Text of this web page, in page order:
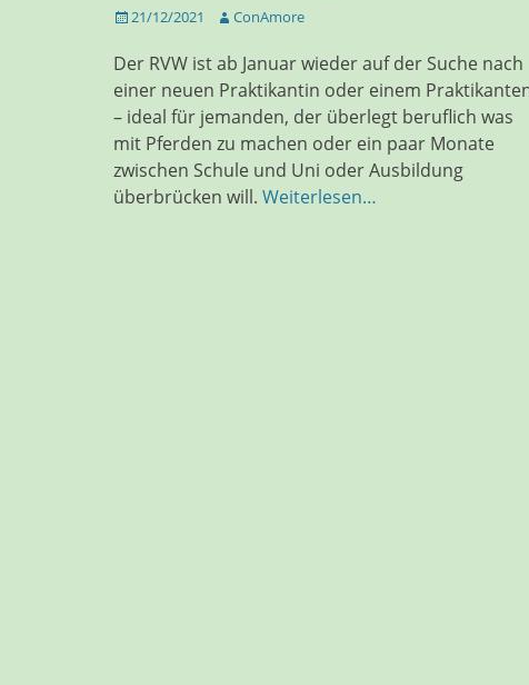
Veröffentlicht
21/12/2021 AutorConAmore
Der RVW ist ab Januar wieder auf der Suche nach
einer neuen Praktikantin oder einem
– ideal für jemanden, der überlegt beruflich was
mit Pferden zu machen oder ein paar Monate
zwischen Schule und Uni oder Ausbildung
überbrücken will. Weiterlesen…